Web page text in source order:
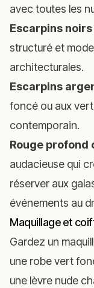
avec toutes les
Escarpins noirs
structuré et
architecturales.
Escarpins
foncé ou aux
contemporain.
Rouge profond
audacieuse qui
réserver aux
événements au
Maquillage et
Gardez un
une robe vert
une lèvre nude